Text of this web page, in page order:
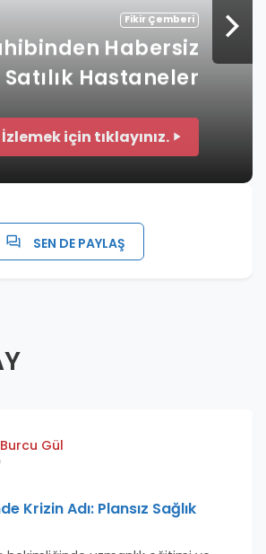
Fikir Çemberi
Habersiz
Satılık Hastaneler
İzlemek için tıklayınız.
SEN DE PAYLAŞ
Gül
Krizin Adı: Plansız Sağlık